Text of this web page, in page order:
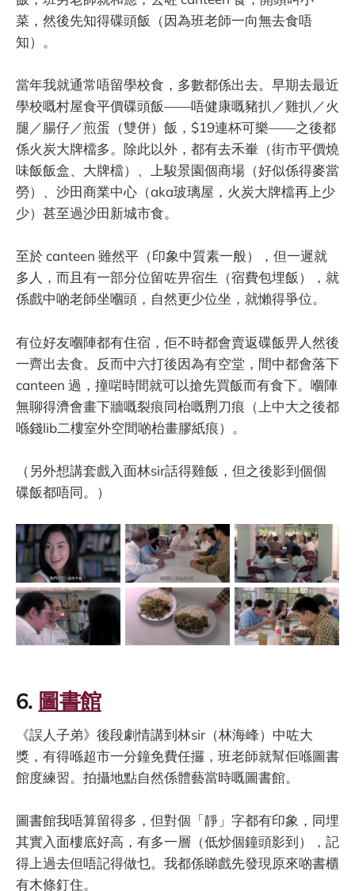
菜，然後先知得碟頭飯（因為班老師一向無去食唔
知）。
當年我就通常唔留學校食，多數都係出去。早期去最近
學校嘅村屋食平價碟頭飯——唔健康嘅豬扒／雞扒／火
腿／腸仔／煎蛋（雙併）飯，$19連杯可樂——之後都
係火炭大牌檔多。除此以外，都有去禾輋（街市平價燒
味飯飯盒、大牌檔）、上駿景園個商場（好似係得麥當
勞）、沙田商業中心（aka玻璃屋，火炭大牌檔再上少
少）甚至過沙田新城市食。
至於 canteen 雖然平（印象中質素一般），但一遲就
多人，而且有一部分位留咗畀宿生（宿費包埋飯），就
係戲中啲老師坐嗰頭，自然更少位坐，就懶得爭位。
有位好友嗰陣都有住宿，佢不時都會賣返碟飯畀人然後
一齊出去食。反而中六打後因為有空堂，間中都會落下
canteen 過，撞啱時間就可以搶先買飯而有食下。嗰陣
無聊得濟會畫下牆嘅裂痕同枱嘅𠝹刀痕（上中大之後都
喺錢lib二樓室外空間啲枱畫膠紙痕）。
（另外想講套戲入面林sir話得雞飯，但之後影到個個
碟飯都唔同。）
6. 圖書館
《誤人子弟》後段劇情講到林sir（林海峰）中咗大
獎，有得喺超市一分鐘免費任攞，班老師就幫佢喺圖書
館度練習。拍攝地點自然係體藝當時嘅圖書館。
圖書館我唔算留得多，但對個「靜」字都有印象，同埋
其實入面樓底好高，有多一層（低炒個鐘頭影到），記
得上過去但唔記得做乜。我都係睇戲先發現原來啲書櫃
有木條釘住。